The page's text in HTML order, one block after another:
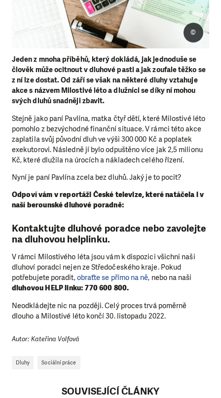
Jeden z mnoha příběhů, který dokládá, jak jednoduše se
člověk může ocitnout v dluhové pasti a jak zoufale těžko se
z ní lze dostat. Od září se však na některé dluhy vztahuje
akce s názvem Milostivé léto a dlužníci se díky ní mohou
svých dluhů snadněji zbavit.
©
Stejně jako paní Pavlína, matka čtyř dětí, které Milostivé léto
pomohlo z bezvýchodné finanční situace.V rámci této akce
zaplatila svůj původní dluh ve výši 300 000 Kč a poplatek
exekutorovi. Následně jí bylo odpuštěno více jak 2,5 milionu
Kč, které dlužila na úrocích a nákladech celého řízení.
Nyní je paní Pavlína zcela bez dluhů. Jaký je to pocit?
Odpoví vám v reportáži České televize, které natáčela i v
naší berounské dluhové poradně:
Kontaktujte dluhové poradce nebo zavolejte
na dluhovou helplinku.
V rámci Milostivého léta jsou vám k dispozici všichni naši
dluhoví poradci nejen ze Středočeského kraje. Pokud
potřebujete poradit,obraťte se přímo na ně, nebo na naši
dluhovou HELP linku: 770 600 800.
Neodkládejte nic na později. Celý proces trvá poměrně
dlouho a Milostivé léto končí 30. listopadu 2022.
Autor: Kateřina Volfová
Dluhy Sociální práce
SOUVISEJÍCÍ ČLÁNKY